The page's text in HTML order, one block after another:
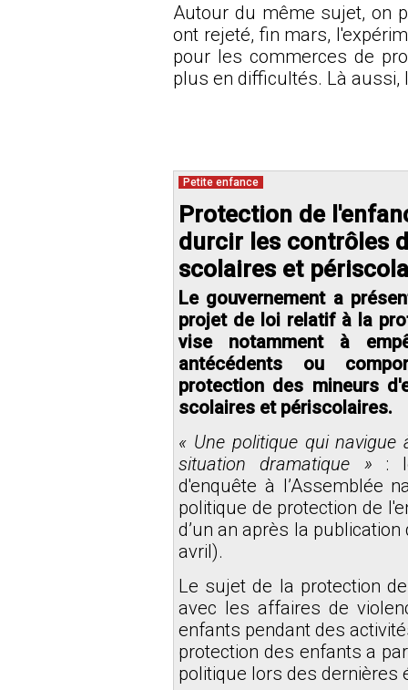
Autour du même sujet, on
ont rejeté, fin mars,
pour les commerces de
plus en difficultés. Là aussi,
Petite enfance
Protection de
durcir les contrôles
scolaires et
Le gouvernement a
projet de loi relatif à la
vise notamment à
antécédents ou
protection des mineurs
scolaires et périscolaires.
« Une politique qui
situation dramatique » :
d'enquête à l’Assemblée
politique de protection de
d’un an après la
avril).
Le sujet de la protection
avec les affaires de
enfants pendant des
protection des enfants a
politique lors des dernières